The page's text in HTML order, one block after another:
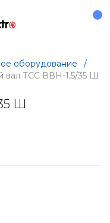
оборудование
/
вал ТСС ВВН-1,5/35 Ш
Ш